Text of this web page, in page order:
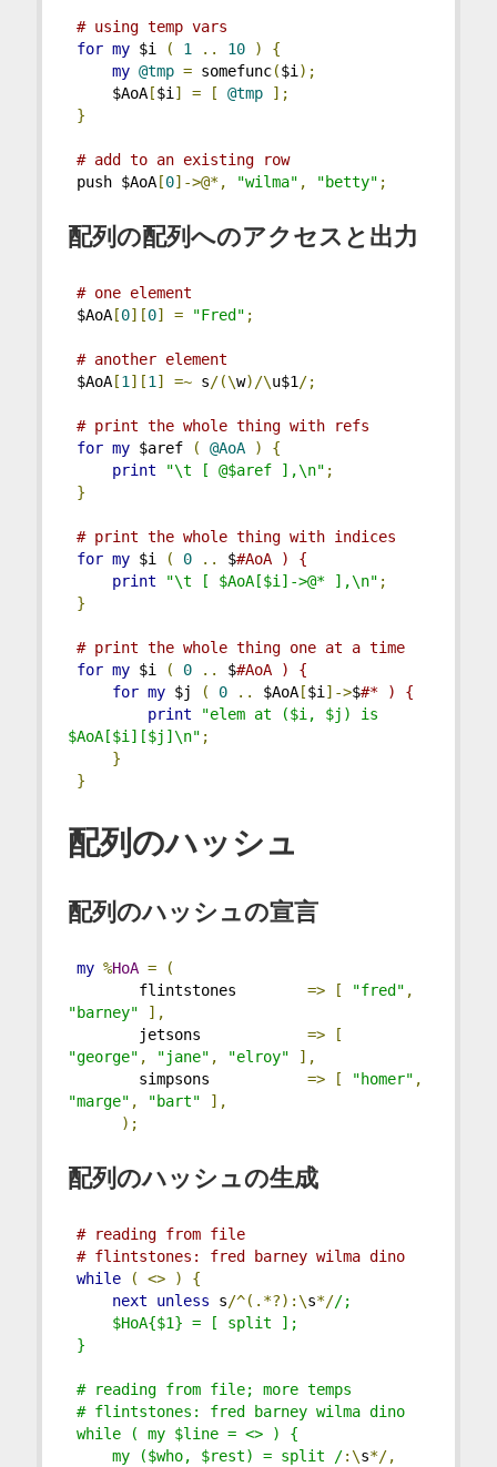
# using temp vars
for my $i ( 1 .. 10 )
{
my @tmp = somefunc($i );
$AoA[$i ] = [ @tmp
];
}
# add to an existing row
push $AoA[0]->@*, "wilma" , "betty" ;
配列の配列へのアクセスと出力
# one element
$AoA[0][0] = "Fred" ;
# another element
$AoA[1 ][1 ] =~ s/(\w)/\u$1 /;
# print the whole thing with refs
for my $aref ( @AoA )
{
print
"\t [ @$aref ],\n" ;
}
# print the whole thing with indices
for my $i ( 0 .. $#AoA ) {
print
"\t [ $AoA[$i]->@* ],\n" ;
}
# print the whole thing one at a time
for my $i ( 0 .. $#AoA ) {
for my $j ( 0 .. $AoA[$i ]->$#* ) {
print
"elem at ($i, $j) is
$AoA[$i][$j]\n" ;
}
}
配列のハッシュ
配列のハッシュの宣言
my %HoA =
(
flintstones => [ "fred" ,
"barney"
],
jetsons =>
[
"george" , "jane" , "elroy"
],
simpsons => [ "homer" ,
"marge" , "bart"
],
);
配列のハッシュの生成
# reading from file
# flintstones: fred barney wilma dino
while
( <> )
{
next
unless s/^(.*?):\s*//;
$HoA{$1} = [ split ];
}
# reading from file; more temps
# flintstones: fred barney wilma dino
while ( my $line = <> ) {
my ($who, $rest) = split /:\s*/,